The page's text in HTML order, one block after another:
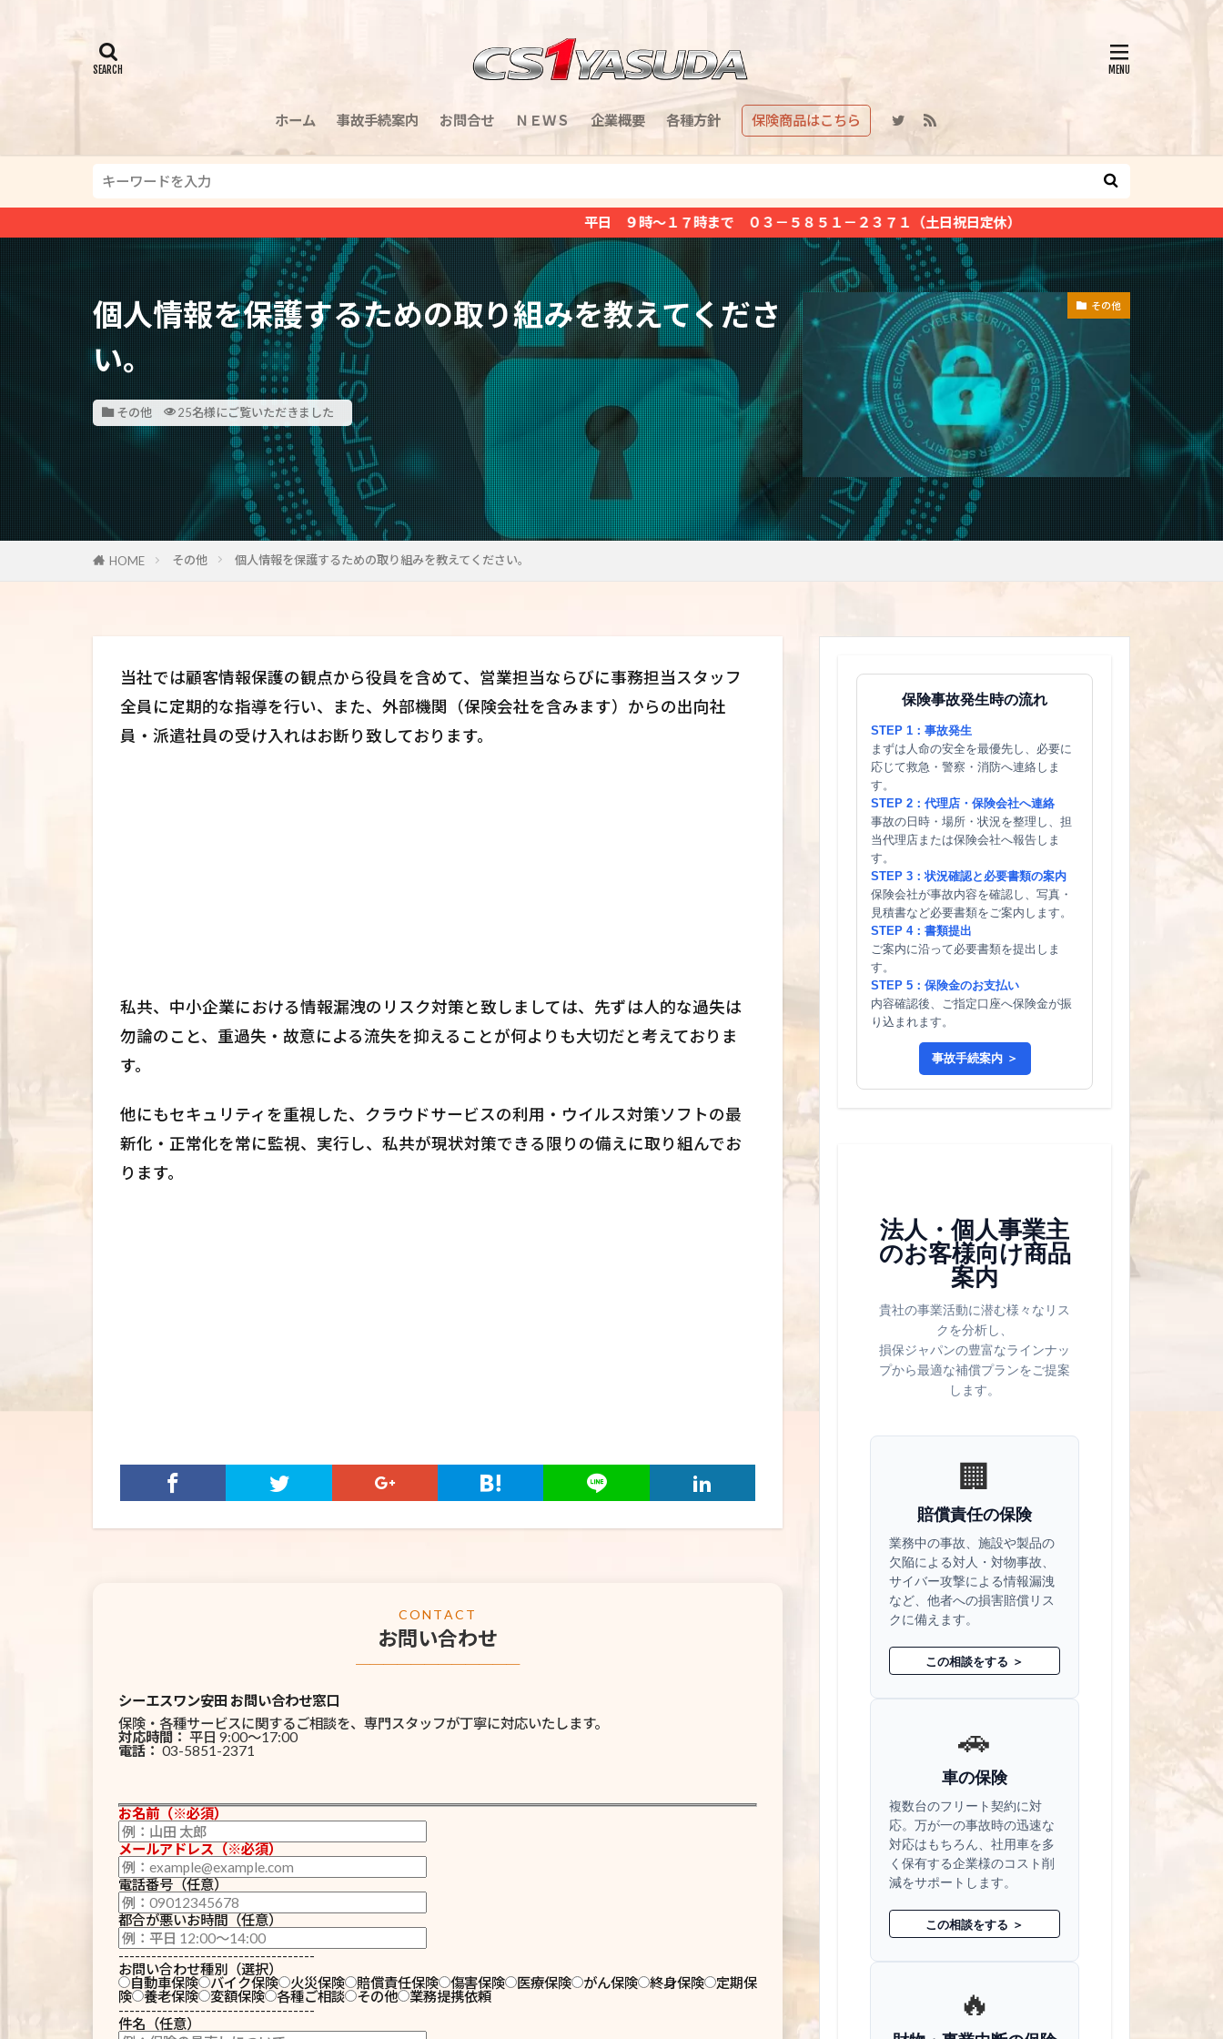
ホーム 事故手続案内 お問合せ ＮＥＷＳ 企業概要 各種方針 保険商品はこちら
平日 ９時～１７時まで ０３－５８５１－２３７１（土日祝日定休）
個人情報を保護するための取り組みを教えてくださ
い。
その他 25名様にご覧いただきました
その他
HOME その他 個人情報を保護するための取り組みを教えてください。
当社では顧客情報保護の観点から役員を含めて、営業担当ならびに事務担当スタッフ
全員に定期的な指導を行い、また、外部機関（保険会社を含みます）からの出向社
員・派遣社員の受け入れはお断り致しております。
私共、中小企業における情報漏洩のリスク対策と致しましては、先ずは人的な過失は
勿論のこと、重過失・故意による流失を抑えることが何よりも大切だと考えておりま
す。
他にもセキュリティを重視した、クラウドサービスの利用・ウイルス対策ソフトの最
新化・正常化を常に監視、実行し、私共が現状対策できる限りの備えに取り組んでお
ります。
CONTACT
お問い合わせ
────────────
シーエスワン安田 お問い合わせ窓口
保険・各種サービスに関するご相談を、専門スタッフが丁寧に対応いたします。
対応時間： 平日 9:00〜17:00
電話： 03-5851-2371
お名前（※必須）
メールアドレス（※必須）
電話番号（任意）
都合が悪いお時間（任意）
------------------------------------
お問い合わせ種別（選択）
自動車保険
バイク保険 火災保険 賠償責任保険 傷害保険 医療保険 がん保険 終身保険
定期保
険
養老保険 変額保険 各種ご相談 その他
業務提携依頼
------------------------------------
件名（任意）
保険事故発生時の流れ
STEP 1：事故発生
まずは人命の安全を最優先し、必要に
応じて救急・警察・消防へ連絡しま
す。
STEP 2：代理店・保険会社へ連絡
事故の日時・場所・状況を整理し、担
当代理店または保険会社へ報告しま
す。
STEP 3：状況確認と必要書類の案内
保険会社が事故内容を確認し、写真・
見積書など必要書類をご案内します。
STEP 4：書類提出
ご案内に沿って必要書類を提出しま
す。
STEP 5：保険金のお支払い
内容確認後、ご指定口座へ保険金が振
り込まれます。
事故手続案内 ＞
法人・個人事業主
のお客様向け商品
案内
貴社の事業活動に潜む様々なリス
クを分析し、
損保ジャパンの豊富なラインナッ
プから最適な補償プランをご提案
します。
🏢
賠償責任の保険
業務中の事故、施設や製品の
欠陥による対人・対物事故、
サイバー攻撃による情報漏洩
など、他者への損害賠償リス
クに備えます。
この相談をする ＞
🚗
車の保険
複数台のフリート契約に対
応。万が一の事故時の迅速な
対応はもちろん、社用車を多
く保有する企業様のコスト削
減をサポートします。
この相談をする ＞
🔥